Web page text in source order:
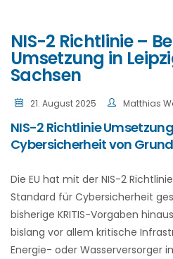
NIS-2 Richtlinie –
Umsetzung in
Sachsen
21. August 2025 Matthias
NIS-2 Richtlinie
Cybersicherheit von
Die EU hat mit der NIS-2
Standard für Cybersicherheit
bisherige KRITIS-Vorgaben
bislang vor allem kritische
Energie- oder Wasserversorger